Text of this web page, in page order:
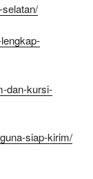
dan-kursi-
siap-kirim/